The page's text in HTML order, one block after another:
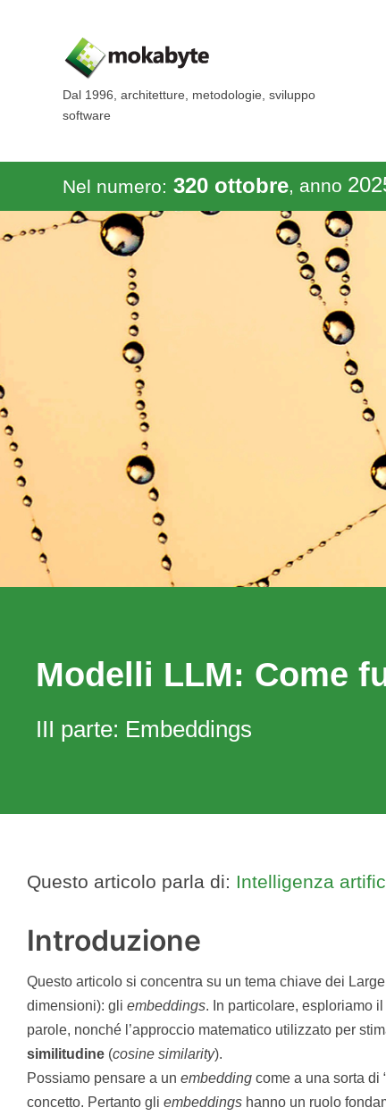
Dal 1996, architetture, metodologie, sviluppo
software
Nel numero: 320 ottobre, anno
Modelli LLM: Come
III parte: Embeddings
Questo articolo parla di: Intelligenza
Introduzione
Questo articolo si concentra su un tema chiave dei
dimensioni): gli embeddings. In particolare, esploriamo
parole, nonché l’approccio matematico utilizzato per
similitudine (cosine similarity).
Possiamo pensare a un embedding come a una sorta di
concetto. Pertanto gli embeddings hanno un ruolo